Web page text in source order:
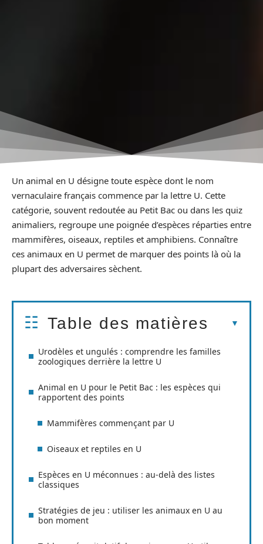
Un animal en U désigne toute espèce dont le nom
vernaculaire français commence par la lettre U. Cette
catégorie, souvent redoutée au Petit Bac ou dans les quiz
animaliers, regroupe une poignée d’espèces réparties entre
mammifères, oiseaux, reptiles et amphibiens. Connaître
ces animaux en U permet de marquer des points là où la
plupart des adversaires sèchent.
Table des matières
Urodèles et ungulés : comprendre les familles
zoologiques derrière la lettre U
Animal en U pour le Petit Bac : les espèces qui
rapportent des points
Mammifères commençant par U
Oiseaux et reptiles en U
Espèces en U méconnues : au-delà des listes
classiques
Stratégies de jeu : utiliser les animaux en U au
bon moment